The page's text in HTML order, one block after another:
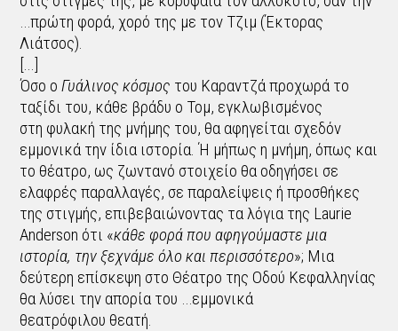
…πρώτη φορά, χορό της με τον Τζιμ (Έκτορας
Λιάτσος).
[...]
Όσο οΓυάλινος κόσμος του Καραντζά προχωρά το
ταξίδι του, κάθε βράδυ ο Τομ, εγκλωβισμένος
στη φυλακή της μνήμης του, θα αφηγείται σχεδόν
εμμονικά την ίδια ιστορία. Ή μήπως η μνήμη, όπως και
το θέατρο, ως ζωντανό στοιχείο θα οδηγήσει σε
ελαφρές παραλλαγές, σε παραλείψεις ή προσθήκες
της στιγμής, επιβεβαιώνοντας τα λόγια της Laurie
Anderson ότι «κάθε φορά που αφηγούμαστε μια
ιστορία, την ξεχνάμε όλο και περισσότερο»; Μια
δεύτερη επίσκεψη στο Θέατρο της Οδού Κεφαλληνίας
θα λύσει την απορία του …εμμονικά
θεατρόφιλου θεατή.